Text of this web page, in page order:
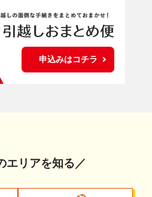
申込みはコチラ
エリアを知る／